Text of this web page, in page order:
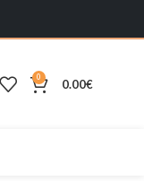
0 0.00€